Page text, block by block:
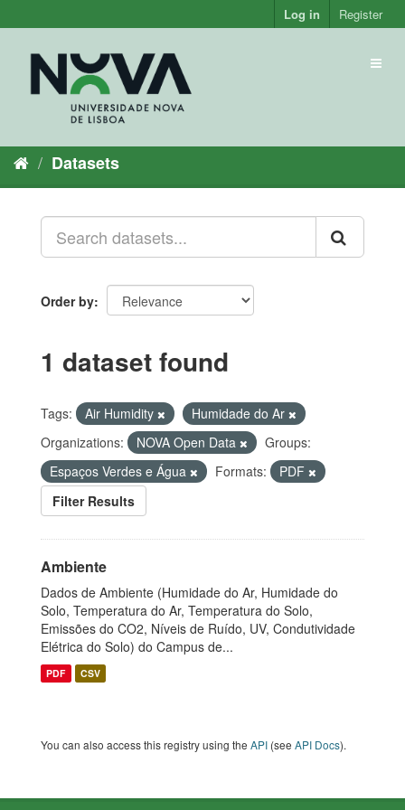
to
Log in Register
Datasets
Order by
1 dataset found
Tags: Air Humidity
Humidade do Ar
Organizations:
NOVA Open Data
Groups:
Espaços Verdes e Água
Formats:
PDF
Filter Results
Ambiente
Dados de Ambiente (Humidade do Ar, Humidade do
Solo, Temperatura do Ar, Temperatura do Solo,
Emissões do CO2, Níveis de Ruído, UV, Condutividade
Elétrica do Solo) do Campus de...
PDF CSV
You can also access this registry using the API (see API Docs).